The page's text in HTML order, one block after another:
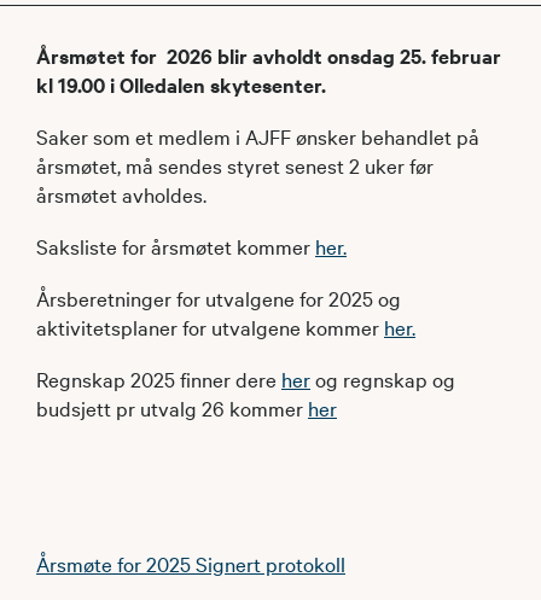
Årsmøtet for 2026 blir avholdt onsdag 25. februar
kl 19.00 i Olledalen skytesenter.
Saker som et medlem i AJFF ønsker behandlet på
årsmøtet, må sendes styret senest 2 uker før
årsmøtet avholdes.
Saksliste for årsmøtet kommer her.
Årsberetninger for utvalgene for 2025 og
aktivitetsplaner for utvalgene kommer her.
Regnskap 2025 finner dere herog regnskap og
budsjett pr utvalg 26 kommer her
Årsmøte for 2025 Signert protokoll